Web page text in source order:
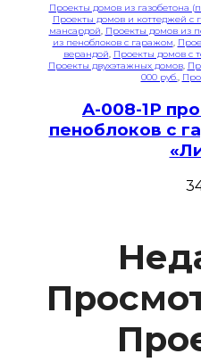
Проекты домов из газобетона
Проекты домов и коттеджей с
мансардой, Проекты домов из
из пеноблоков с гаражом,
верандой, Проекты домов с
Проекты двухэтажных домов,
000 руб.,
A-008-1P
пеноблоков с